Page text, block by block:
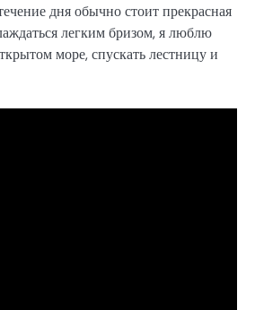
дня обычно стоит прекрасная
легким бризом, я люблю
море, спускать лестницу и